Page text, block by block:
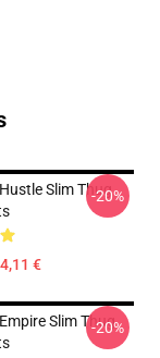
Slim Thug
€
-20%
Slim Thug
-20%